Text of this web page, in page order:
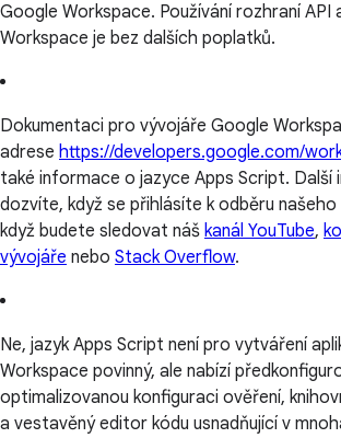
Google Workspace. Používání rozhraní API
Workspace je bez dalších poplatků.
Dokumentaci pro vývojáře Google
adrese https://developers.google.com/
také informace o jazyce Apps Script. Další
dozvíte, když se přihlásíte k odběru
když budete sledovat náš kanál YouTube,
vývojáře nebo Stack Overflow.
Ne, jazyk Apps Script není pro vytváření
Workspace povinný, ale nabízí
optimalizovanou konfiguraci ověření,
a vestavěný editor kódu usnadňující v